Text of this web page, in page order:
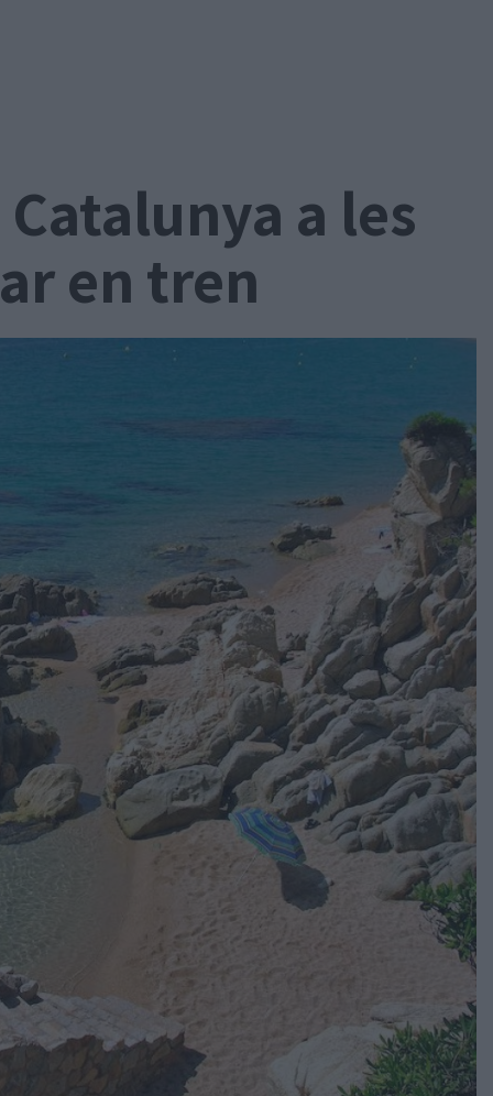
a les
en tren